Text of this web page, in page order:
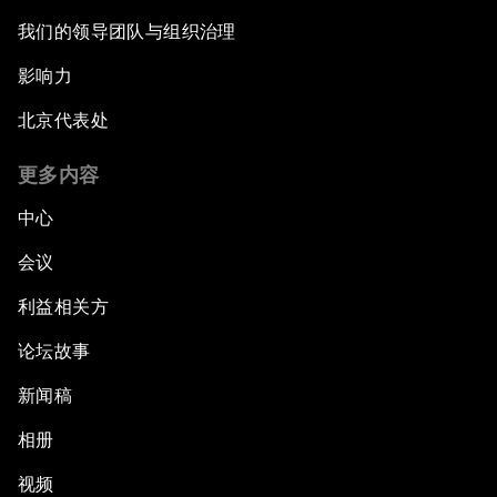
我们的领导团队与组织治理
影响力
北京代表处
更多内容
中心
会议
利益相关方
论坛故事
新闻稿
相册
视频